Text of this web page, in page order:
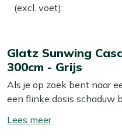
(excl. voet):
Glatz Sunwing
300cm - Grijs
Als je op zoek bent naar
een flinke dosis schaduw
kleur Grijs is niet alleen
Toon/verberg